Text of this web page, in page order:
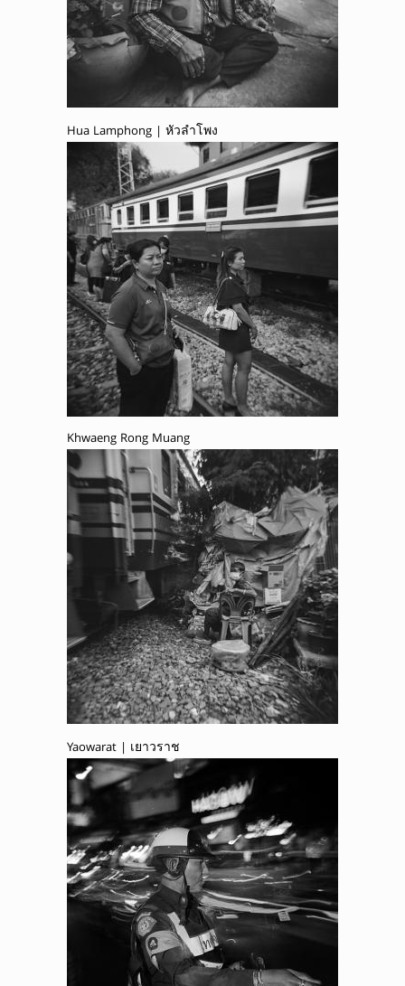
Hua Lamphong | หัวลำโพง
Khwaeng Rong Muang
Yaowarat | เยาวราช